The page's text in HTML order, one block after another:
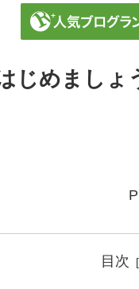
じめましょ
目次